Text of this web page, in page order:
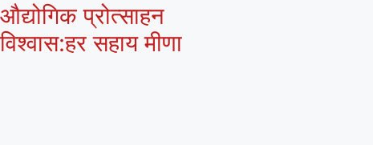
प्रोत्साहन
सहाय मीणा